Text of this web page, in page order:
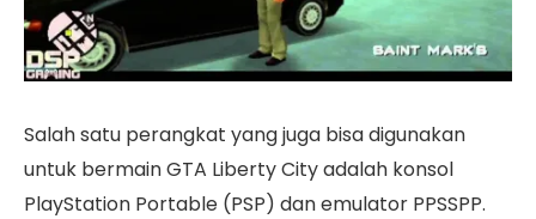
Salah satu perangkat yang juga bisa digunakan
untuk bermain GTA Liberty City adalah konsol
PlayStation Portable (PSP) dan emulator PPSSPP.